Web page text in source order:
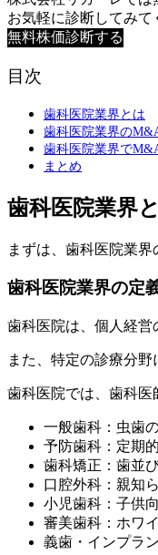
お気軽に診断してみて
無料株価診断する
目次
歯科医院業界とは
歯科医院業界の
歯科医院業界で
まとめ
歯科医院業界
まずは、歯科医院業界
歯科医院業界の定
歯科医院は、個人経営
また、特定の診療分
歯科医院では、歯科医
一般歯科：虫歯
予防歯科：定期
歯科矯正：歯並
口腔外科：親知
小児歯科：子供
審美歯科：ホワ
義歯・インプラ